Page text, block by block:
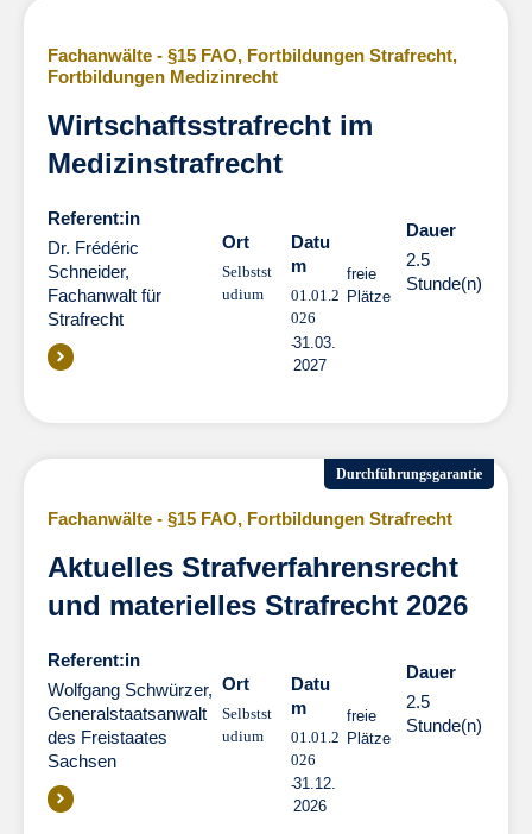
Fachanwälte - §15 FAO, Fortbildungen Strafrecht,
Fortbildungen Medizinrecht
Wirtschaftsstrafrecht im
Medizinstrafrecht
Referent:in
Dr. Frédéric
Schneider,
Fachanwalt für
Strafrecht
Ort
Selbstst
udium
Datu
m
01.01.2
026
31.03.
2027
freie
Plätze
Dauer
2.5
Stunde(n)
Durchführungsgarantie
Fachanwälte - §15 FAO, Fortbildungen Strafrecht
Aktuelles Strafverfahrensrecht
und materielles Strafrecht 2026
Referent:in
Wolfgang Schwürzer,
Generalstaatsanwalt
des Freistaates
Sachsen
Ort
Selbstst
udium
Datu
m
01.01.2
026
31.12.
2026
freie
Plätze
Dauer
2.5
Stunde(n)